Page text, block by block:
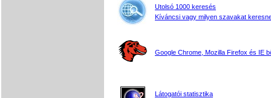
Utolsó 1000 keresés
Kíváncsi vagy milyen szavakat
Google Chrome, Mozilla Firefox és IE
Látogatói statisztika